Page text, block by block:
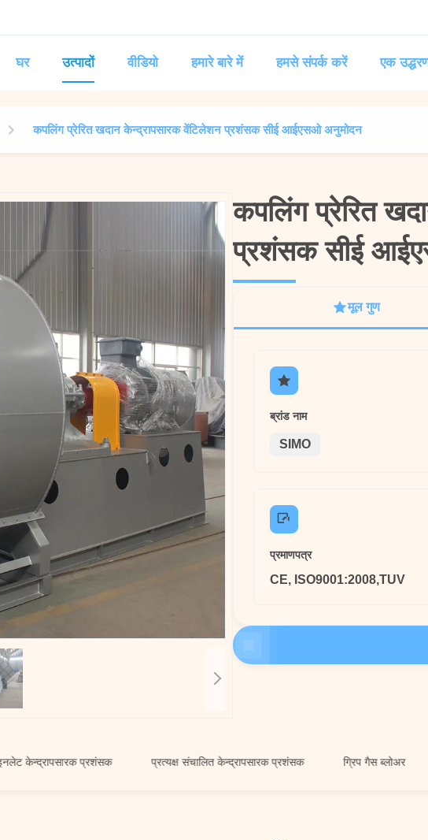
घर उत्पादों वीडियो हमारे बारे में हमसे संपर्क करें एक
कपलिंग प्रेरित खदान केन्द्रापसारक वेंटिलेशन प्रशंसक सीई आईएसओ अनुमोदन
कपलिंग प्रेरित
प्रशंसक सीई
कपलिंग प्रेरित
प्रशंसक सीई
मूल गुण
ब्रांड नाम
SIMO
प्रमाणपत्र
CE, ISO9001:2008,TUV
प्रशंसक प्रत्यक्ष संचालित केन्द्रापसारक प्रशंसक ग्रिप गैस ब्लोअर